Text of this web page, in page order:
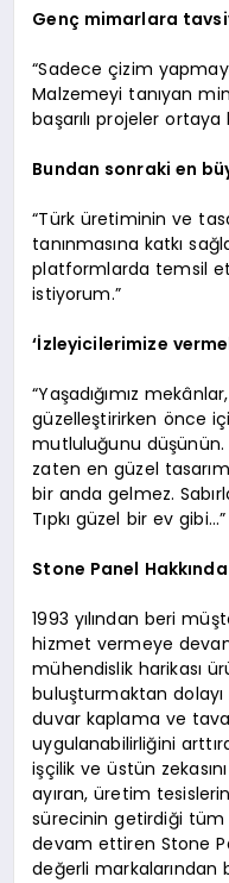
Genç mimarlara
“Sadece çizim
Malzemeyi tanıyan
başarılı projeler ortaya
Bundan sonraki en
“Türk üretiminin ve
tanınmasına katkı
platformlarda temsil
istiyorum.”
‘İzleyicilerimize
“Yaşadığımız
güzelleştirirken önce
mutluluğunu
zaten en güzel
bir anda gelmez.
Tıpkı güzel bir ev gibi…”
Stone Panel Hakkında
1993 yılından beri
hizmet vermeye
mühendislik harikası
buluşturmaktan dolayı
duvar kaplama ve
uygulanabilirliğini
işçilik ve üstün
ayıran, üretim
sürecinin getirdiği tüm
devam ettiren Stone
değerli markalarından